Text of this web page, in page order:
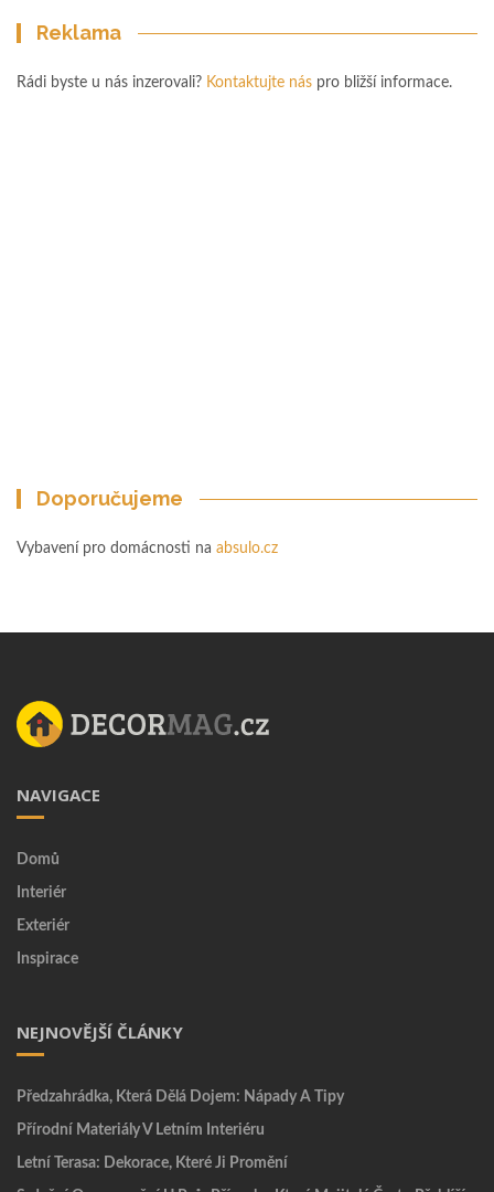
Reklama
Rádi byste u nás inzerovali? Kontaktujte nás pro bližší informace.
Doporučujeme
Vybavení pro domácnosti na absulo.cz
NAVIGACE
Domů
Interiér
Exteriér
Inspirace
NEJNOVĚJŠÍ ČLÁNKY
Předzahrádka, Která Dělá Dojem: Nápady A Tipy
Přírodní Materiály V Letním Interiéru
Letní Terasa: Dekorace, Které Ji Promění